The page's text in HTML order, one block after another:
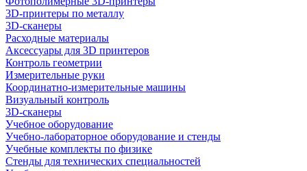
3D-принтеры по металлу
3D-сканеры
Расходные материалы
Аксессуары для 3D принтеров
Контроль геометрии
Измерительные руки
Координатно-измерительные машины
Визуальный контроль
3D-сканеры
Учебное оборудование
Учебно-лабораторное оборудование и стенды
Учебные комплекты по физике
Стенды для технических специальностей